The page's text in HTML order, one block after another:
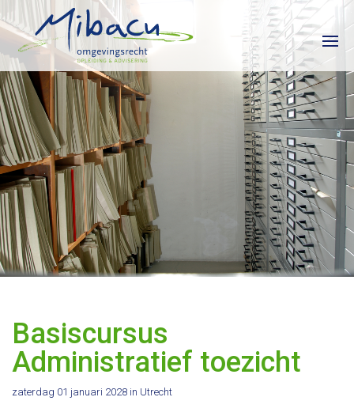
HOME
CURSUSKALENDER
INCOMPANY
CONTACT
Basiscursus
Administratief toezicht
zaterdag 01 januari 2028 in Utrecht